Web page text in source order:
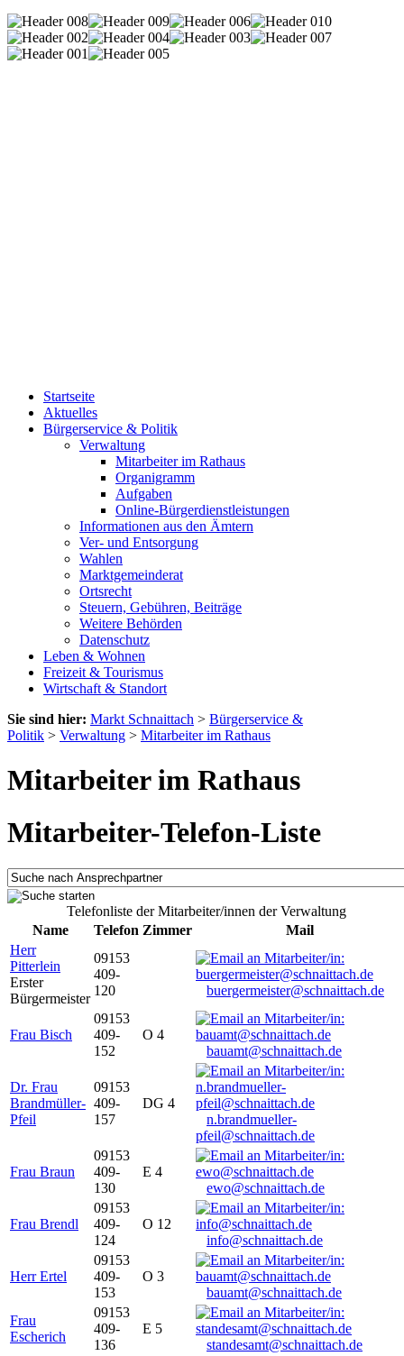
Startseite
Aktuelles
Bürgerservice & Politik
Verwaltung
Mitarbeiter im Rathaus
Organigramm
Aufgaben
Online-Bürgerdienstleistungen
Informationen aus den Ämtern
Ver- und Entsorgung
Wahlen
Marktgemeinderat
Ortsrecht
Steuern, Gebühren, Beiträge
Weitere Behörden
Datenschutz
Leben & Wohnen
Freizeit & Tourismus
Wirtschaft & Standort
Sie sind hier: Markt Schnaittach > Bürgerservice &
Politik > Verwaltung > Mitarbeiter im Rathaus
Mitarbeiter im Rathaus
Mitarbeiter-Telefon-Liste
Telefonliste der Mitarbeiter/innen der Verwaltung
Name
Telefon Zimmer
Mail
Herr
Pitterlein
Erster
Bürgermeister
09153
409-
120
buergermeister@schnaittach.de
Frau Bisch
09153
409-
152
O 4
bauamt@schnaittach.de
Dr. Frau
Brandmüller-
Pfeil
09153
409-
157
DG 4
n.brandmueller-
pfeil@schnaittach.de
Frau Braun
09153
409-
130
E 4
ewo@schnaittach.de
Frau Brendl
09153
409-
124
O 12
info@schnaittach.de
Herr Ertel
09153
409-
153
O 3
bauamt@schnaittach.de
Frau
Escherich
09153
409-
136
E 5
standesamt@schnaittach.de